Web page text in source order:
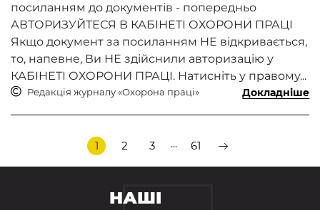
посиланням до документів - попередньо
АВТОРИЗУЙТЕСЯ В КАБІНЕТІ ОХОРОНИ ПРАЦІ
Якщо документ за посиланням НЕ відкривається,
то, напевне, Ви НЕ здійснили авторизацію у
КАБІНЕТІ ОХОРОНИ ПРАЦІ. Натисніть у правому...
Редакція журналу «Охорона праці» Докладніше
1 2 3 ... 61
НАШІ